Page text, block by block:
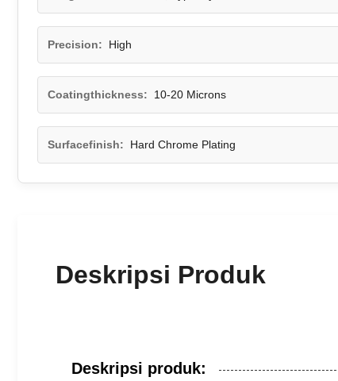
Precision: High
Coatingthickness: 10-20 Microns
Surfacefinish: Hard Chrome Plating
Deskripsi Produk
Deskripsi produk: